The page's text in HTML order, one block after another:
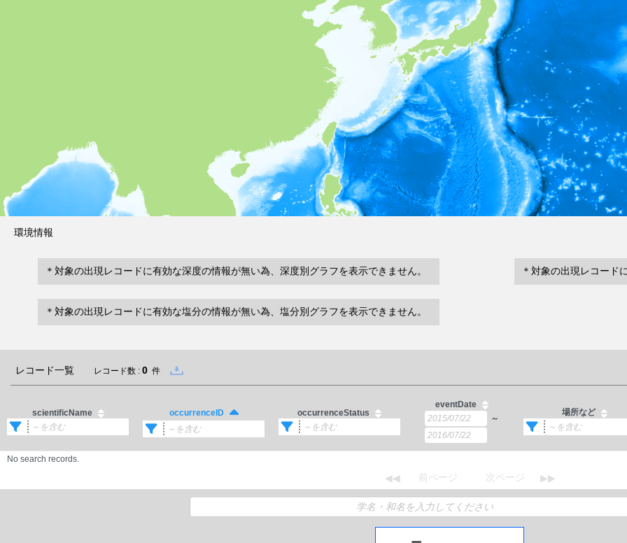
環境情報
＊対象の出現レコードに有効な深度の情報が無い為、深度別グラフを表示できません。 ＊対象の出現レコード
＊対象の出現レコードに有効な塩分の情報が無い為、塩分別グラフを表示できません。
レコード一覧 レコード数 : 0 件
scientificName occurrenceID occurrenceStatus
eventDate
～
場所など
No search records.